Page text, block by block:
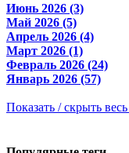
Июнь 2026 (3)
Май 2026 (5)
Апрель 2026 (4)
Март 2026 (1)
Февраль 2026 (24)
Январь 2026 (57)
Показать / скрыть